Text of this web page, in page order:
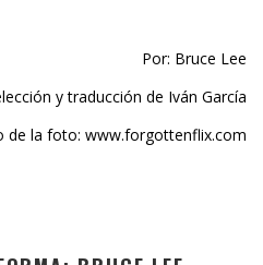
Por: Bruce Lee
y traducción de Iván García
de la foto: www.forgottenflix.com